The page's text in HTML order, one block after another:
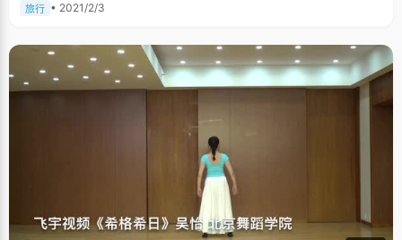
旅行 • 2021/2/3